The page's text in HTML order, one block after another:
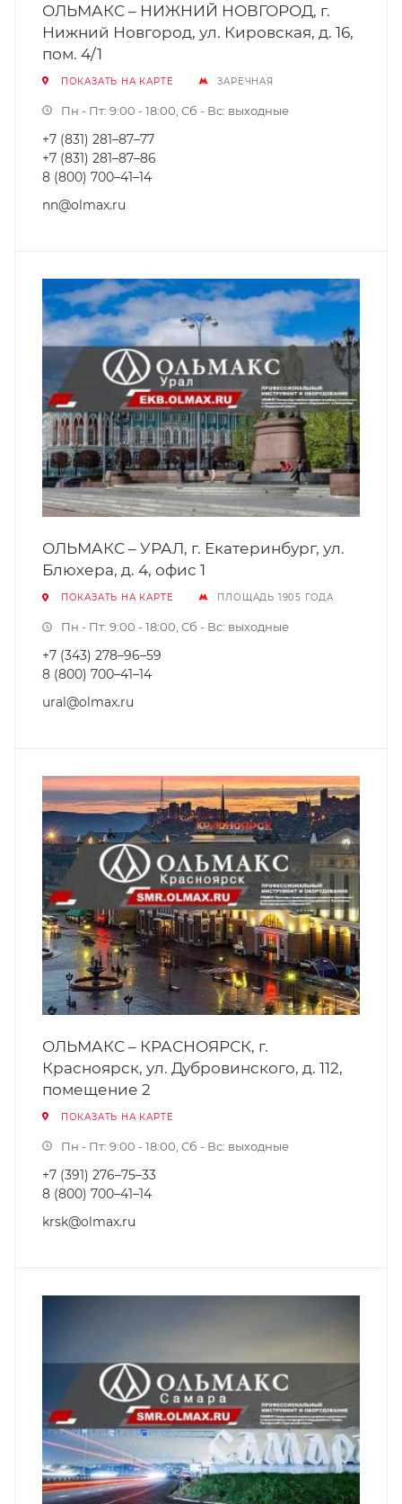
ОЛЬМАКС – НИЖНИЙ НОВГОРОД, г.
Нижний Новгород, ул. Кировская, д. 16,
пом. 4/1
ПОКАЗАТЬ НА КАРТЕ ЗАРЕЧНАЯ
Пн - Пт: 9:00 - 18:00, Сб - Вс: выходные
+7 (831) 281–87–77
+7 (831) 281–87–86
8 (800) 700–41–14
nn@olmax.ru
ОЛЬМАКС – УРАЛ, г. Екатеринбург, ул.
Блюхера, д. 4, офис 1
ПОКАЗАТЬ НА КАРТЕ ПЛОЩАДЬ 1905 ГОДА
Пн - Пт: 9:00 - 18:00, Сб - Вс: выходные
+7 (343) 278–96–59
8 (800) 700–41–14
ural@olmax.ru
ОЛЬМАКС – КРАСНОЯРСК, г.
Красноярск, ул. Дубровинского, д. 112,
помещение 2
ПОКАЗАТЬ НА КАРТЕ
Пн - Пт: 9:00 - 18:00, Сб - Вс: выходные
+7 (391) 276–75–33
8 (800) 700–41–14
krsk@olmax.ru